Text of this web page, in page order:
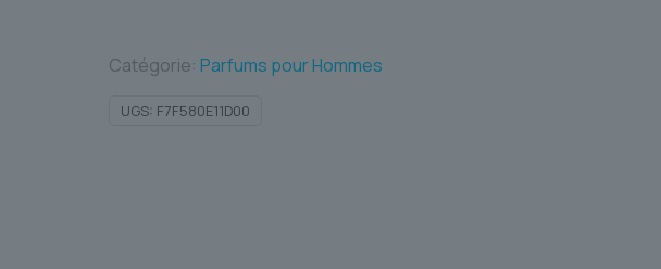
Catégorie: Parfums pour Hommes
UGS: F7F580E11D00